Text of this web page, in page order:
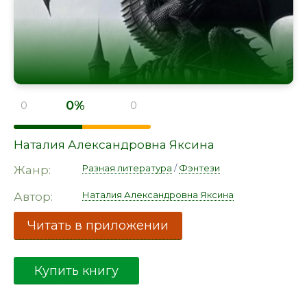
0 0% 0
Наталия Александровна Яксина
Жанр:
Разная литература /Фэнтези
Автор: Наталия Александровна Яксина
Читать в приложении
Купить книгу